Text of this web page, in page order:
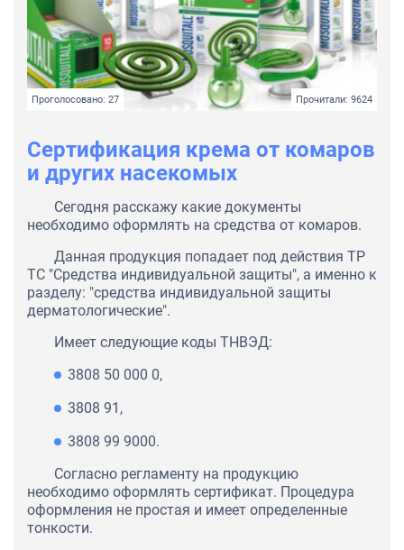
Проголосовано: 27 Прочитали: 9624
Сертификация крема от комаров
и других насекомых
Сегодня расскажу какие документы
необходимо оформлять на средства от комаров.
Данная продукция попадает под действия ТР
ТС "Средства индивидуальной защиты", а именно к
разделу: "средства индивидуальной защиты
дерматологические".
Имеет следующие коды ТНВЭД:
3808 50 000 0,
3808 91,
3808 99 9000.
Согласно регламенту на продукцию
необходимо оформлять сертификат. Процедура
оформления не простая и имеет определенные
тонкости.